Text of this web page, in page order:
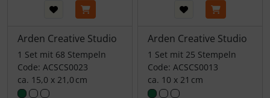
Arden Creative Studio
1 Set mit 68 Stempeln
Code: ACSCS0023
ca. 15,0 x 21,0 cm
Arden Creative Studio
1 Set mit 25 Stempeln
Code: ACSCS0013
ca. 10 x 21 cm